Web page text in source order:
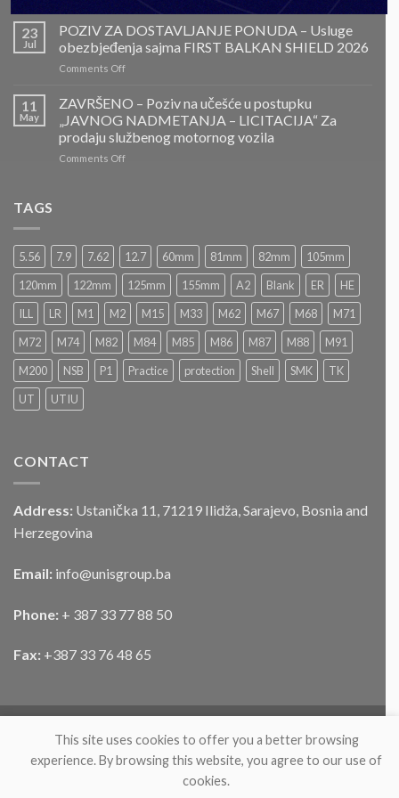
ZAVRŠENO-
POZIV
ZA
DOSTAVLJANJE
PONUDA
Projektovanje,
izrada
montaža
Nacionalnog
23
Jul
POZIV ZA DOSTAVLJANJE PONUDA – Usluge
obezbjeđenja sajma FIRST BALKAN SHIELD 2026
Comments Offon
ZA
DOSTAVLJANJE
PONUDA
–
Usluge
2026
11
May
ZAVRŠENO – Poziv na učešće u postupku
„JAVNOG NADMETANJA – LICITACIJA“ Za
prodaju službenog motornog vozila
Comments Offon
u
postupku
„JAVNOG
NADMETANJA
–
LICITACIJA“
Za
prodaju
službenog
motornog
TAGS
5.56 7.9 7.62 12.7 60mm 81mm 82mm
105mm
120mm
122mm 125mm 155mm A2 Blank ER
HE
ILL
LR M1 M2 M15 M33 M62 M67 M68
M71
M72
M74 M82 M84 M85 M86 M87 M88
M91
M200
NSB P1 Practice protection Shell SMK
TK
UT
UTIU
CONTACT
Address: Ustanička 11, 71219 Ilidža, Sarajevo, Bosnia and
Herzegovina
Email: info@unisgroup.ba
Phone: + 387 33 77 88 50
Fax: +387 33 76 48 65
This site uses cookies to offer you a better browsing
experience. By browsing this website, you agree to our use of
cookies.